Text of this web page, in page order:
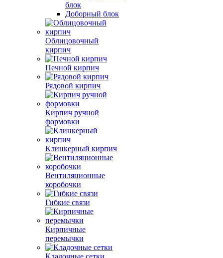
блок
Доборный блок
Облицовочный
кирпич
Печной кирпич
Рядовой кирпич
Кирпич ручной
формовки
Клинкерный кирпич
Вентиляционные
коробочки
Гибкие связи
Кирпичные
перемычки
Кладочные сетки